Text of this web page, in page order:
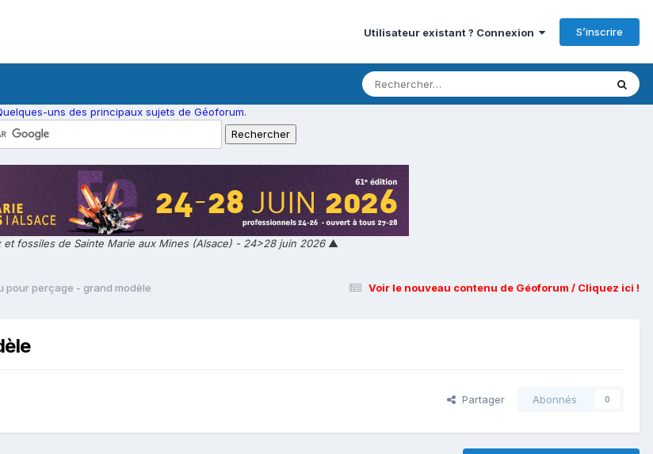
Utilisateur existant ? Connexion S’inscrire
uns des principaux sujets de Géoforum.
et fossiles de Sainte Marie aux Mines (Alsace) - 24>28 juin 2026▲
Voir le nouveau contenu de Géoforum / Cliquez ici !
pour perçage - grand modèle
Partager Abonnés 0